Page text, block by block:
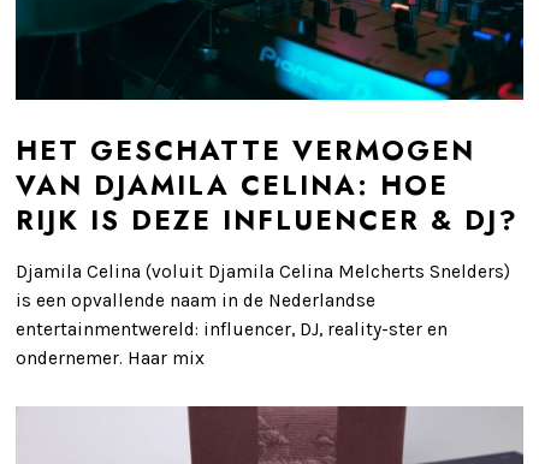
HET GESCHATTE VERMOGEN
VAN DJAMILA CELINA: HOE
RIJK IS DEZE INFLUENCER & DJ?
Djamila Celina (voluit Djamila Celina Melcherts Snelders)
is een opvallende naam in de Nederlandse
entertainmentwereld: influencer, DJ, reality-ster en
ondernemer. Haar mix